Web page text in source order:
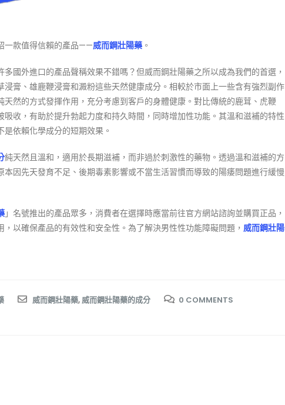
一款值得信賴的產品——威而鋼壯陽藥 。
國外進口的產品聲稱效果不錯嗎？但威而鋼壯陽藥之所以成為我們的首選，
膏、雄鹿鞭浸膏和澱粉這些天然健康成分。相較於市面上一些含有強烈副作
天然的方式發揮作用，充分考慮到客戶的身體健康。對比傳統的鹿茸、虎鞭
收，有助於提升勃起力度和持久時間，同時增加性功能。其溫和滋補的特性
依賴化學成分的短期效果。
純天然且溫和，適用於長期滋補，而非過於刺激性的藥物。透過溫和滋補的方
因先天發育不足、後期毒素影響或不當生活習慣而導致的陽痿問題進行緩慢
」名號推出的產品眾多，消費者在選擇時應當前往官方網站諮詢並購買正品，
以確保產品的有效性和安全性。為了解決男性性功能障礙問題， 威而鋼壯陽
威而鋼壯陽藥,威而鋼壯陽藥的成分
0 COMMENTS